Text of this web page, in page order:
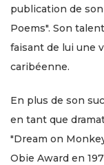
publication de
Poems". Son
faisant de lui une
caribéenne.
En plus de son
en tant que
"Dream on
Obie Award en